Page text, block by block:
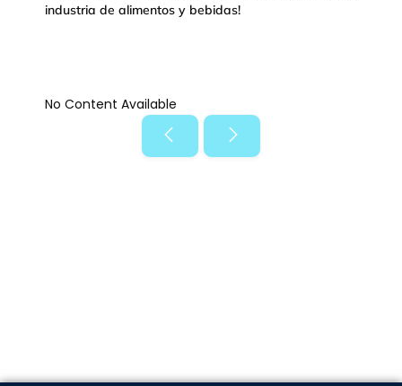
industria de alimentos y bebidas!
No Content Available